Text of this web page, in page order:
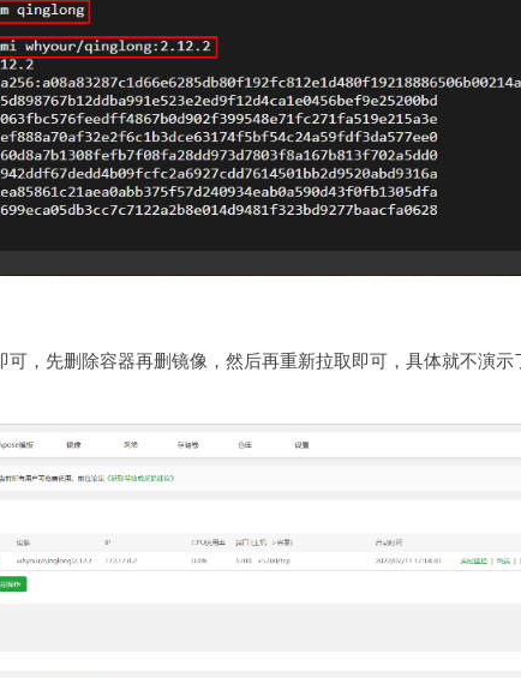
，先删除容器再删镜像，然后再重新拉取即可，具体就不演示